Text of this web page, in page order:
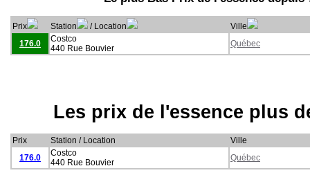
Prix Station / Location
Ville
176.0
Costco
440 Rue Bouvier
Québec
Les prix de l'essence plus
Prix Station / Location
Ville
176.0
Costco
440 Rue Bouvier
Québec